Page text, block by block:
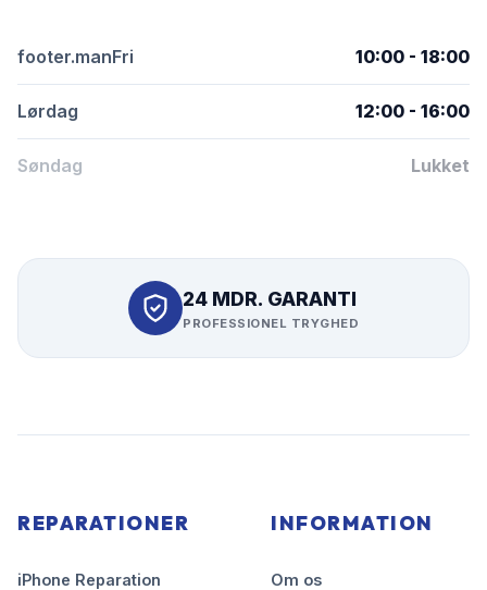
footer.manFri 10:00 - 18:00
Lørdag 12:00 - 16:00
Søndag Lukket
24 MDR. GARANTI
PROFESSIONEL TRYGHED
REPARATIONER
iPhone Reparation
INFORMATION
Om os